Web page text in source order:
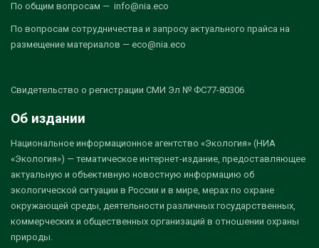
По общим вопросам — info@nia.eco
По вопросам сотрудничества и запросу актуального прайса на
размещение материалов — eco@nia.eco
Свидетельство о регистрации СМИ Эл № ФС77-80306
Об издании
Национальное информационное агентство «Экология» (НИА
«Экология») — тематическое интернет-издание, предоставляющее
актуальную и объективную новостную информацию об
экологической ситуации в России и в мире, мерах по охране
окружающей среды, деятельности различных государственных,
коммерческих и общественных организаций в отношении охраны
природы.